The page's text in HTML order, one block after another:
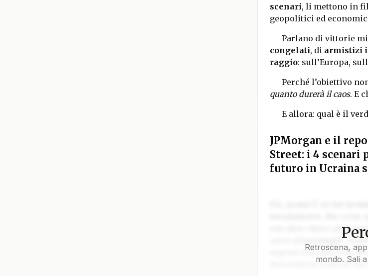
scenari, li mettono in
geopolitici ed
Parlano di vittorie
congelati, di armistizi
raggio: sull’Europa,
Perché l’obiettivo
quanto durerà il caos. E
E allora: qual è il
JPMorgan e il
Street: i 4 scenari
futuro in Ucraina
sue stive i tesori più
unirsi all’equipaggio.
segreta tracciata sulla
diplomatiche e silenzi
Retroscena,
mondo. Sali